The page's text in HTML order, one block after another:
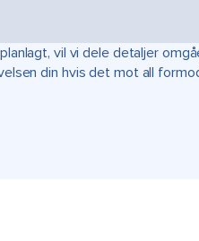
vil vi dele detaljer
din hvis det mot all